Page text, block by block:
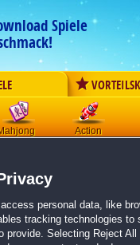
Spiele
Action
automatisch
dein Spiel wird in5 Sekunden
personal data, like
tracking technologies to
Selecting Reject All